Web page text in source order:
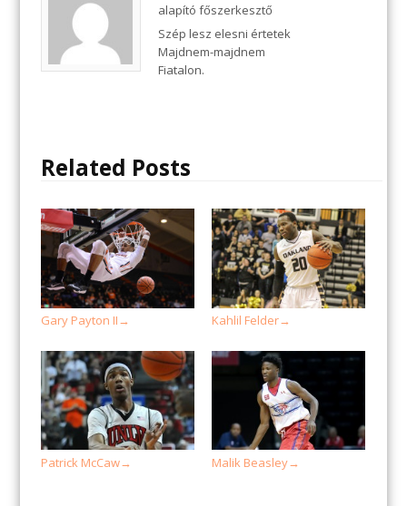
alapító főszerkesztő
Szép lesz elesni értetek
Majdnem-majdnem
Fiatalon.
Related Posts
Gary Payton II → Kahlil Felder→
Patrick McCaw→ Malik Beasley→